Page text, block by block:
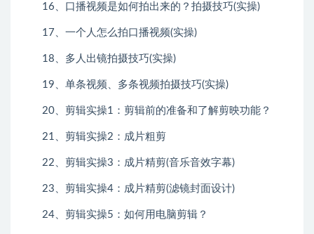
16、口播视频是如何拍出来的？拍摄技巧(实操)
17、一个人怎么拍口播视频(实操)
18、多人出镜拍摄技巧(实操)
19、单条视频、多条视频拍摄技巧(实操)
20、剪辑实操1：剪辑前的准备和了解剪映功能？
21、剪辑实操2：成片粗剪
22、剪辑实操3：成片精剪(音乐音效字幕)
23、剪辑实操4：成片精剪(滤镜封面设计)
24、剪辑实操5：如何用电脑剪辑？